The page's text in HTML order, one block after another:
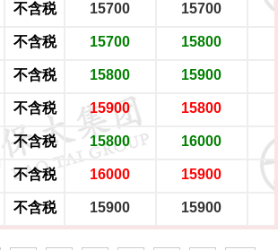
不含税 15700 15700
不含税 15700 15800
不含税 15800 15900
不含税 15900 15800
不含税 15800 16000
不含税 16000 15900
不含税 15900 15900